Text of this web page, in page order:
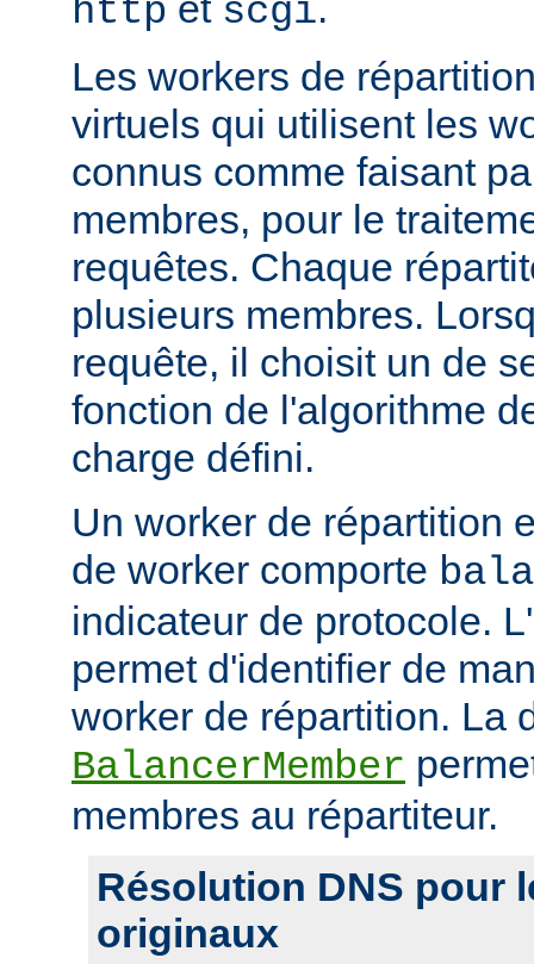
http scgi
Les workers de
virtuels qui utilisent les
connus comme faisant
membres, pour le
requêtes. Chaque
plusieurs membres.
requête, il choisit un de
fonction de l'algorithme
charge défini.
Un worker de répartition
de worker comporte
indicateur de protocole.
permet d'identifier de
worker de répartition. La
BalancerMember
membres au répartiteur.
Résolution DNS pour
originaux